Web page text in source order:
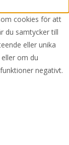
cookies för att
du samtycker till
eller unika
om du
negativt.